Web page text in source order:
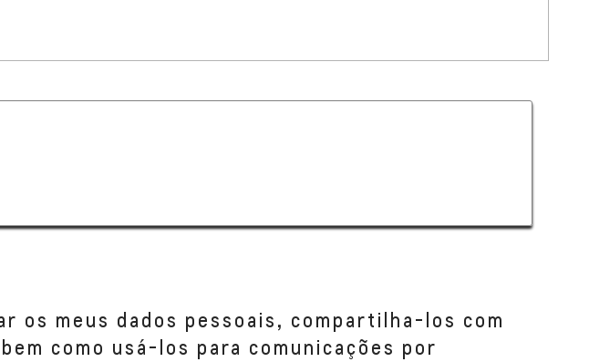
meus dados pessoais, compartilha-los com
como usá-los para comunicações por